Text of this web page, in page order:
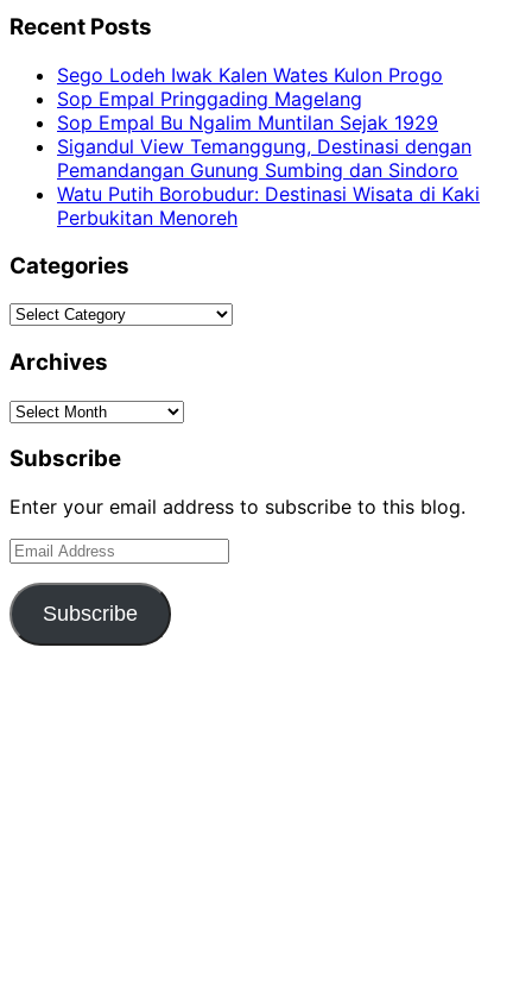
Recent Posts
Sego Lodeh Iwak Kalen Wates Kulon Progo
Sop Empal Pringgading Magelang
Sop Empal Bu Ngalim Muntilan Sejak 1929
Sigandul View Temanggung, Destinasi dengan
Pemandangan Gunung Sumbing dan Sindoro
Watu Putih Borobudur: Destinasi Wisata di Kaki
Perbukitan Menoreh
Categories
Categories
Archives
Archives
Subscribe
Enter your email address to subscribe to this blog.
Email
Subscribe